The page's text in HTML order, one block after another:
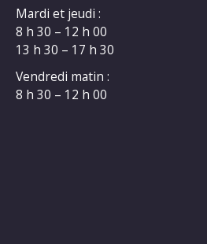
Mardi et jeudi :
8 h 30 – 12 h 00
13 h 30 – 17 h 30
Vendredi matin :
8 h 30 – 12 h 00